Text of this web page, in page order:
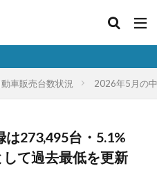
動車販売台数状況 2026年5月の
273,495台・5.1%
て過去最低を更新